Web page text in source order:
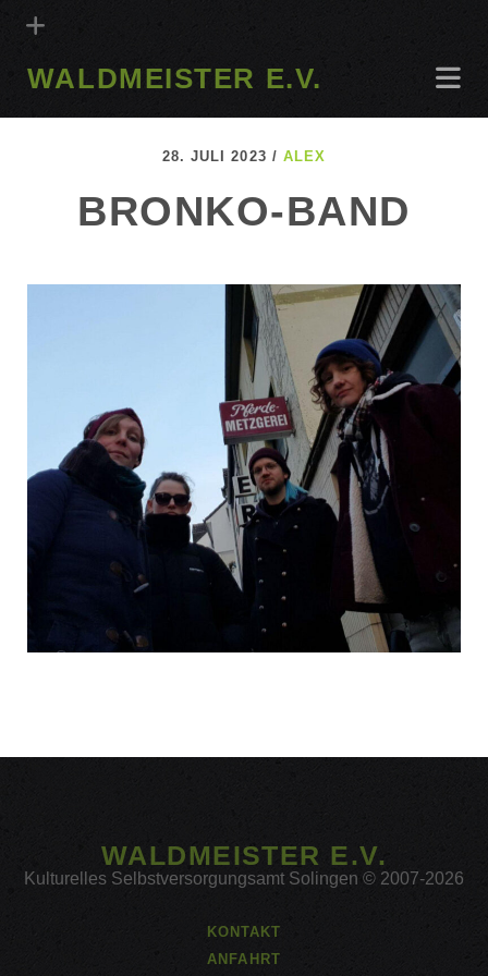
WALDMEISTER E.V.
28. JULI 2023 / ALEX
BRONKO-BAND
WALDMEISTER E.V.
Kulturelles Selbstversorgungsamt Solingen © 2007-2026
KONTAKT
ANFAHRT